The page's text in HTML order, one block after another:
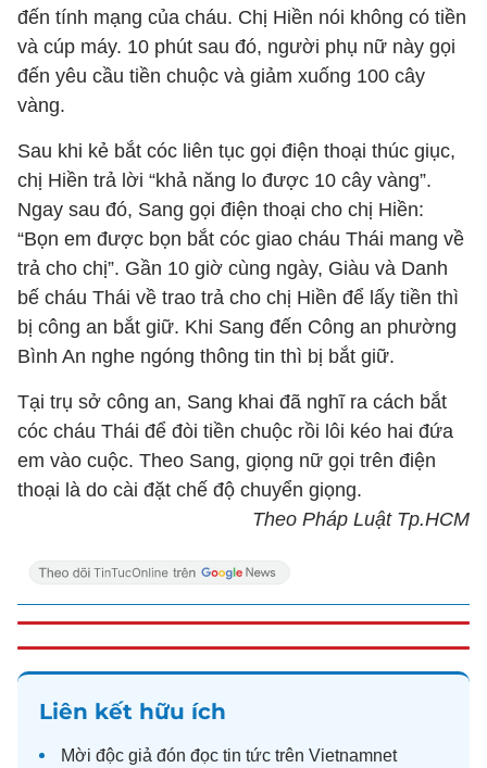
đến tính mạng của cháu. Chị Hiền nói không có tiền
và cúp máy. 10 phút sau đó, người phụ nữ này gọi
đến yêu cầu tiền chuộc và giảm xuống 100 cây
vàng.
Sau khi kẻ bắt cóc liên tục gọi điện thoại thúc giục,
chị Hiền trả lời “khả năng lo được 10 cây vàng”.
Ngay sau đó, Sang gọi điện thoại cho chị Hiền:
“Bọn em được bọn bắt cóc giao cháu Thái mang về
trả cho chị”. Gần 10 giờ cùng ngày, Giàu và Danh
bế cháu Thái về trao trả cho chị Hiền để lấy tiền thì
bị công an bắt giữ. Khi Sang đến Công an phường
Bình An nghe ngóng thông tin thì bị bắt giữ.
Tại trụ sở công an, Sang khai đã nghĩ ra cách bắt
cóc cháu Thái để đòi tiền chuộc rồi lôi kéo hai đứa
em vào cuộc. Theo Sang, giọng nữ gọi trên điện
thoại là do cài đặt chế độ chuyển giọng.
Theo Pháp Luật Tp.HCM
Liên kết hữu ích
Mời độc giả đón đọc tin tức trên Vietnamnet